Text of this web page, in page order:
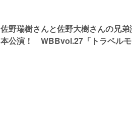
佐野瑞樹さんと佐野大樹さんの兄
本公演！ WBBvol.27「トラベルモ